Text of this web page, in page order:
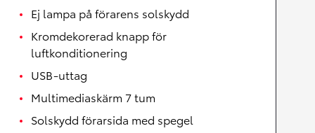
Ej lampa på förarens solskydd
Kromdekorerad knapp för
luftkonditionering
USB-uttag
Multimediaskärm 7 tum
Solskydd förarsida med spegel